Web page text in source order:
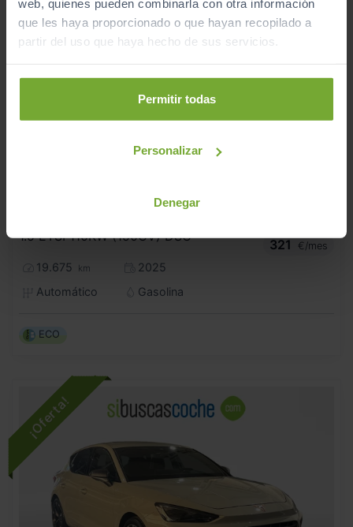
web, quienes pueden combinarla con otra información
que les haya proporcionado o que hayan recopilado a
partir del uso que haya hecho de sus servicios.
Permitir todas
Personalizar
Denegar
1.5 ETSI 110KW (150CV) DSG
19.675 km
2025
Automático
Gasolina
321
€/mes
ECO